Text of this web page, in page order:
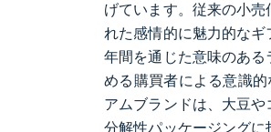
げています。従来の小
れた感情的に魅力的なギ
年間を通じた意味のあ
める購買者による意識的
アムブランドは、大豆
分解性パッケージング